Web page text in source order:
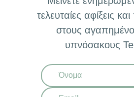
τελευταίες αφίξεις
στους
υπνόσακους